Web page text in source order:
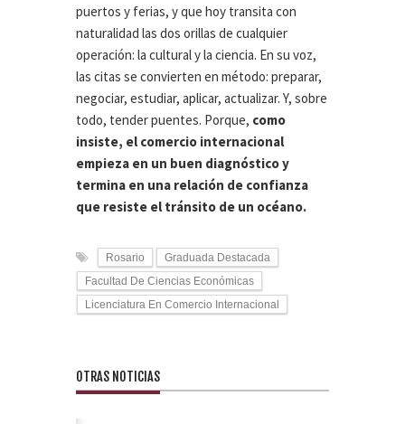
puertos y ferias, y que hoy transita con
naturalidad las dos orillas de cualquier
operación: la cultural y la ciencia. En su voz,
las citas se convierten en método: preparar,
negociar, estudiar, aplicar, actualizar. Y, sobre
todo, tender puentes. Porque, como
insiste, el comercio internacional
empieza en un buen diagnóstico y
termina en una relación de confianza
que resiste el tránsito de un océano.
Rosario
Graduada Destacada
Facultad De Ciencias Económicas
Licenciatura En Comercio Internacional
OTRAS NOTICIAS